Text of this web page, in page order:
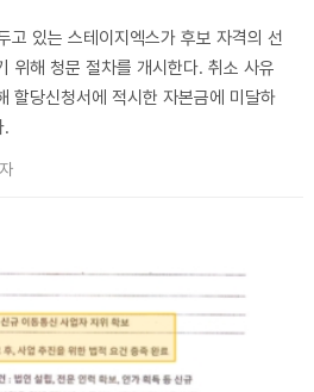
고 있는 스테이지엑스가 후보 자격의 선
위해 청문 절차를 개시한다. 취소 사유
할당신청서에 적시한 자본금에 미달하
.